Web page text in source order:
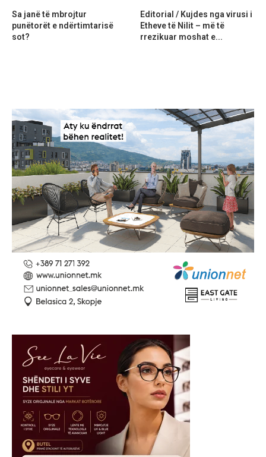
Sa janë të mbrojtur
punëtorët e ndërtimtarisë
sot?
Editorial / Kujdes nga virusi i
Etheve të Nilit – më të
rrezikuar moshat e...